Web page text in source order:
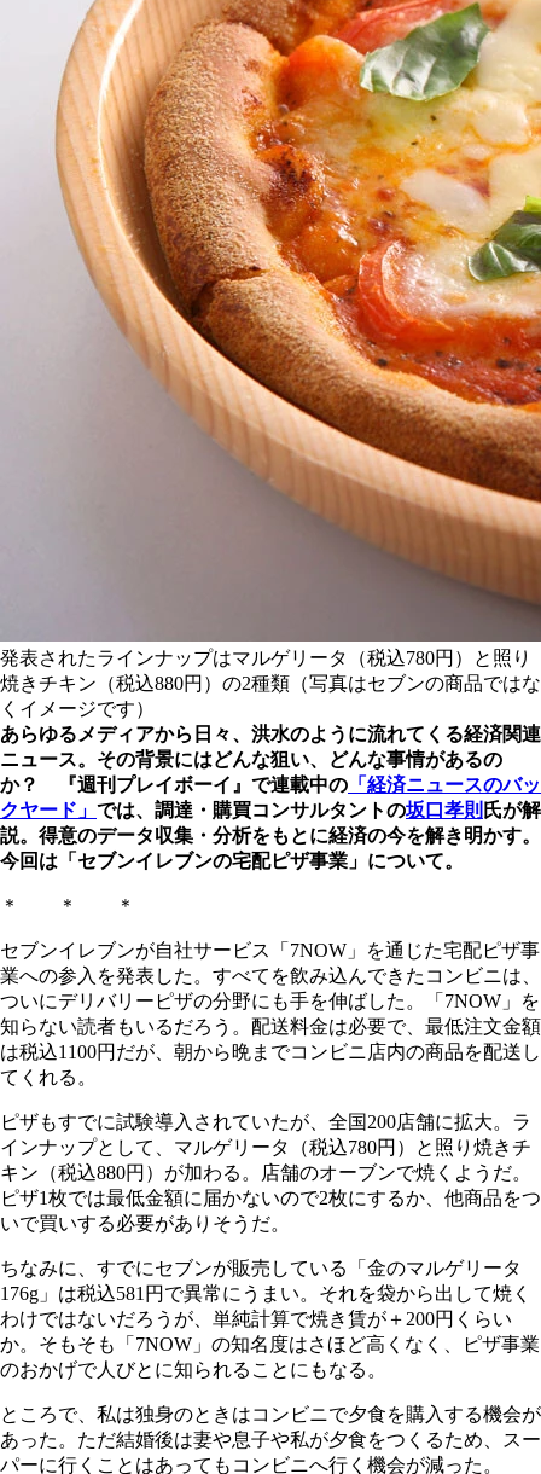
発表されたラインナップはマルゲリータ（税込780円）と照り
焼きチキン（税込880円）の2種類（写真はセブンの商品ではな
くイメージです）
あらゆるメディアから日々、洪水のように流れてくる経済関連
ニュース。その背景にはどんな狙い、どんな事情があるの
か？ 『週刊プレイボーイ』で連載中の 「経済ニュースのバッ
クヤード」 では、調達・購買コンサルタントの坂口孝則 氏が解
説。得意のデータ収集・分析をもとに経済の今を解き明かす。
今回は「セブンイレブンの宅配ピザ事業」について。
＊ ＊ ＊
セブンイレブンが自社サービス「7NOW」を通じた宅配ピザ事
業への参入を発表した。すべてを飲み込んできたコンビニは、
ついにデリバリーピザの分野にも手を伸ばした。「7NOW」を
知らない読者もいるだろう。配送料金は必要で、最低注文金額
は税込1100円だが、朝から晩までコンビニ店内の商品を配送し
てくれる。
ピザもすでに試験導入されていたが、全国200店舗に拡大。ラ
インナップとして、マルゲリータ（税込780円）と照り焼きチ
キン（税込880円）が加わる。店舗のオーブンで焼くようだ。
ピザ1枚では最低金額に届かないので2枚にするか、他商品をつ
いで買いする必要がありそうだ。
ちなみに、すでにセブンが販売している「金のマルゲリータ
176g」は税込581円で異常にうまい。それを袋から出して焼く
わけではないだろうが、単純計算で焼き賃が＋200円くらい
か。そもそも「7NOW」の知名度はさほど高くなく、ピザ事業
のおかげで人びとに知られることにもなる。
ところで、私は独身のときはコンビニで夕食を購入する機会が
あった。ただ結婚後は妻や息子や私が夕食をつくるため、スー
パーに行くことはあってもコンビニへ行く機会が減った。